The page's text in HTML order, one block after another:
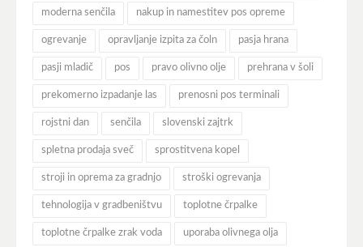
moderna senčila nakup in namestitev pos opreme
ogrevanje opravljanje izpita za čoln pasja hrana
pasji mladič pos pravo olivno olje prehrana v šoli
prekomerno izpadanje las prenosni pos terminali
rojstni dan senčila slovenski zajtrk
spletna prodaja sveč sprostitvena kopel
stroji in oprema za gradnjo stroški ogrevanja
tehnologija v gradbeništvu toplotne črpalke
toplotne črpalke zrak voda uporaba olivnega olja